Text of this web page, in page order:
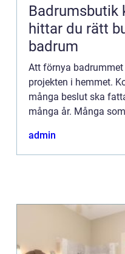
Badrumsbutik
hittar du rätt
badrum
Att förnya
projekten i hemmet.
många beslut ska
många år. Många
snygga produkter, utan
admin